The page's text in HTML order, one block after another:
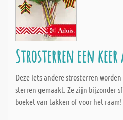
Strosterren een
Deze iets andere strosterren
sterren gemaakt. Ze zijn bijzonder
boeket van takken of voor het raam!